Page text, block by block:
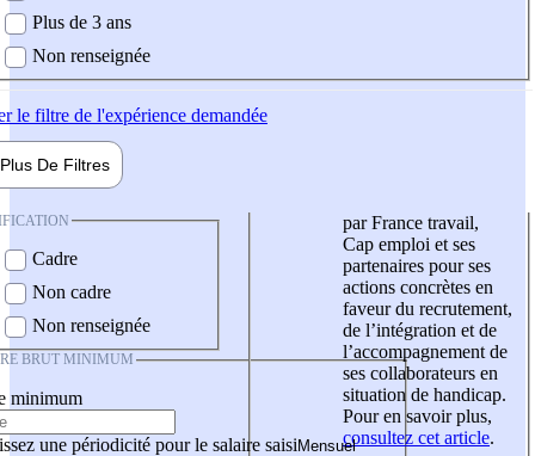
Plus de 3 ans
Non renseignée
le filtre de l'expérience demandée
Plus De Filtres
Cadre
Non cadre
Non renseignée
BRUT MINIMUM
minimum
une périodicité pour le salaire saisi
par France travail,
Cap emploi et ses
partenaires pour ses
actions concrètes en
faveur du recrutement,
de l’intégration et de
l’accompagnement de
ses collaborateurs en
situation de handicap.
Pour en savoir plus,
consultez cet article.